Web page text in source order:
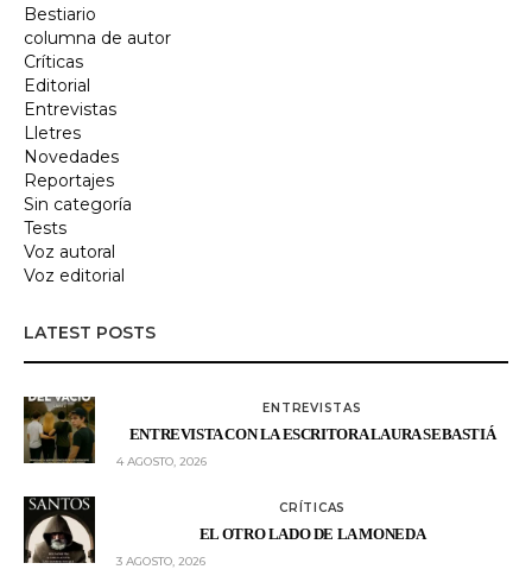
Bestiario
columna de autor
Críticas
Editorial
Entrevistas
Lletres
Novedades
Reportajes
Sin categoría
Tests
Voz autoral
Voz editorial
LATEST POSTS
ENTREVISTAS
ENTREVISTA CON LA ESCRITORA LAURA SEBASTIÁ
4 AGOSTO, 2026
CRÍTICAS
EL OTRO LADO DE LA MONEDA
3 AGOSTO, 2026